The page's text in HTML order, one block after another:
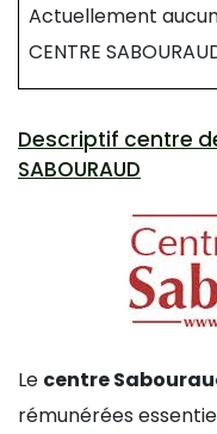
Actuellement
CENTRE
Descriptif centre
SABOURAUD
Le centre
rémunérées